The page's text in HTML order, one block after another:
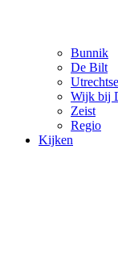
Bunnik
De Bilt
Wijk bij
Zeist
Regio
Kijken